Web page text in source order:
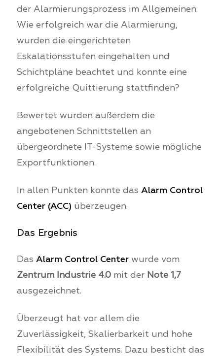
der Alarmierungsprozess im Allgemeinen:
Wie erfolgreich war die Alarmierung,
wurden die eingerichteten
Eskalationsstufen eingehalten und
Schichtpläne beachtet und konnte eine
erfolgreiche Quittierung stattfinden?
Bewertet wurden außerdem die
angebotenen Schnittstellen an
übergeordnete IT-Systeme sowie mögliche
Exportfunktionen.
In allen Punkten konnte das Alarm Control
Center (ACC) überzeugen.
Das Ergebnis
Das Alarm Control Centerwurde vom
Zentrum Industrie 4.0mit der Note 1,7
ausgezeichnet.
Überzeugt hat vor allem die
Zuverlässigkeit, Skalierbarkeit und hohe
Flexibilität des Systems. Dazu besticht das